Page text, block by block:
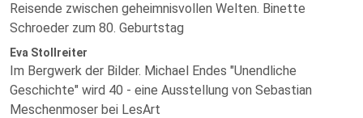
Reisende zwischen geheimnisvollen Welten. Binette
Schroeder zum 80. Geburtstag
Eva Stollreiter
Im Bergwerk der Bilder. Michael Endes "Unendliche
Geschichte" wird 40 - eine Ausstellung von Sebastian
Meschenmoser bei LesArt